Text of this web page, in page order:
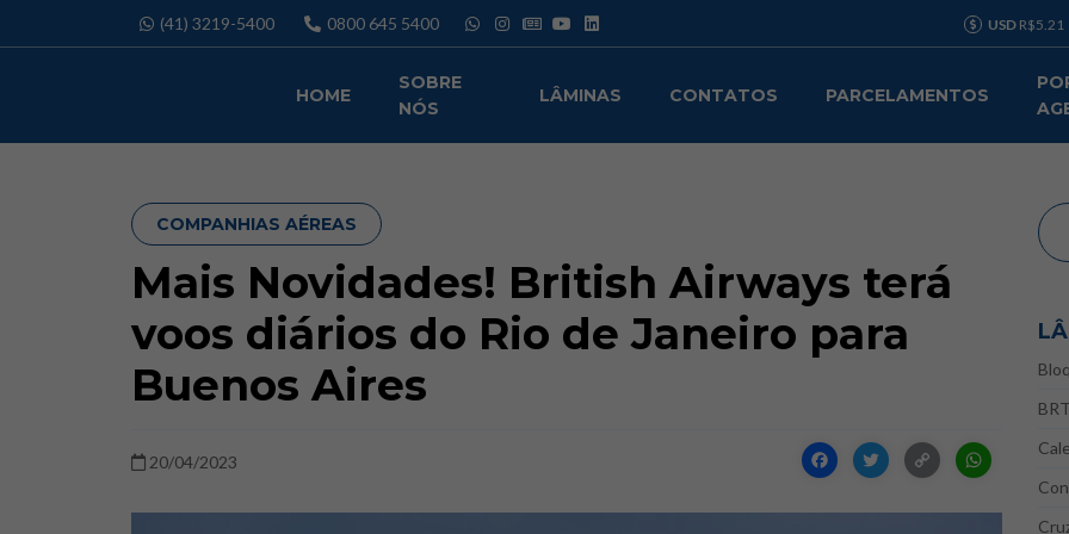
(41) 3219-5400 0800 645 5400 USD R$5.21
HOME
SOBRE
NÓS
LÂMINAS CONTATOS PARCELAMENTOS
COMPANHIAS AÉREAS
Mais Novidades! British Airways terá
voos diários do Rio de Janeiro para
Buenos Aires
20/04/2023 Facebook
Twitter
Copy
Link
BRT